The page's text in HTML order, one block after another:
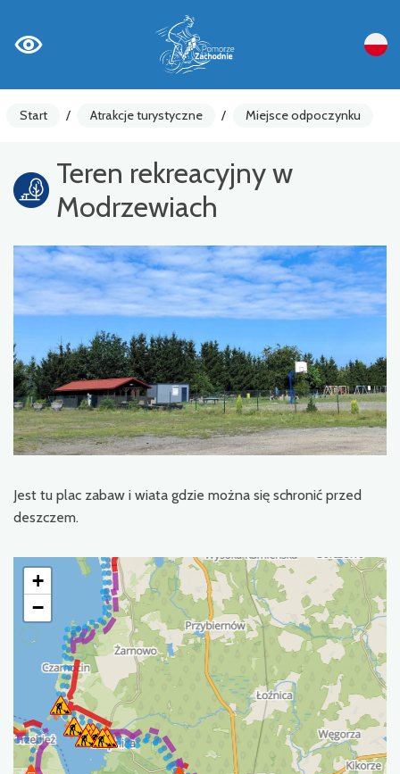
Start / Atrakcje turystyczne / Miejsce odpoczynku
Teren rekreacyjny w
Modrzewiach
Jest tu plac zabaw i wiata gdzie można się schronić przed
deszczem.
+
−